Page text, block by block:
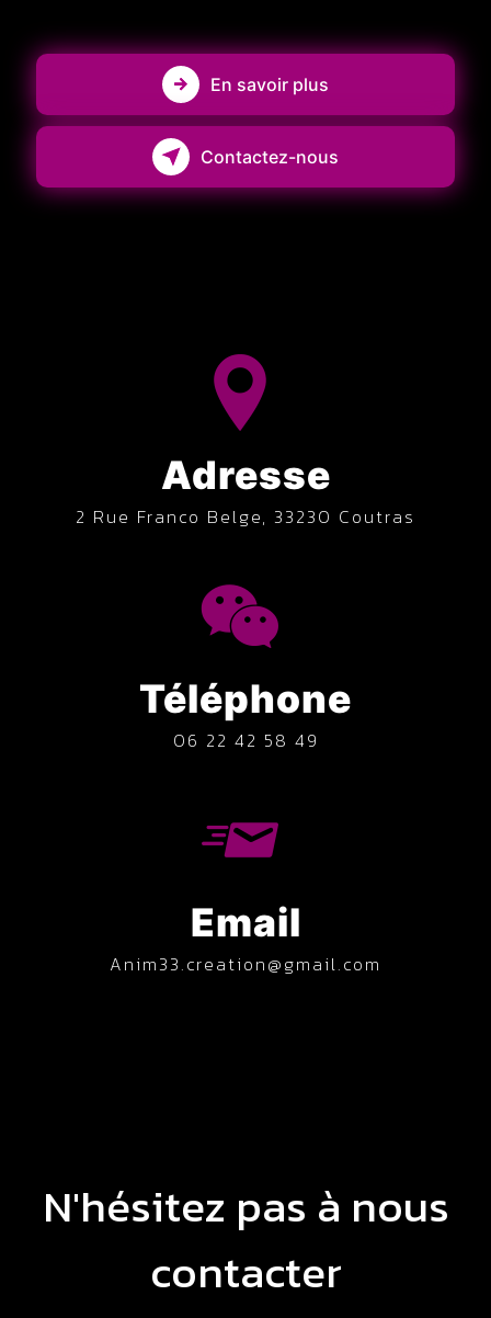
En savoir plus
Contactez-nous
Adresse
2 Rue Franco Belge, 33230 Coutras
Téléphone
06 22 42 58 49
Email
anim33.creation@gmail.com
N'hésitez pas à nous
contacter